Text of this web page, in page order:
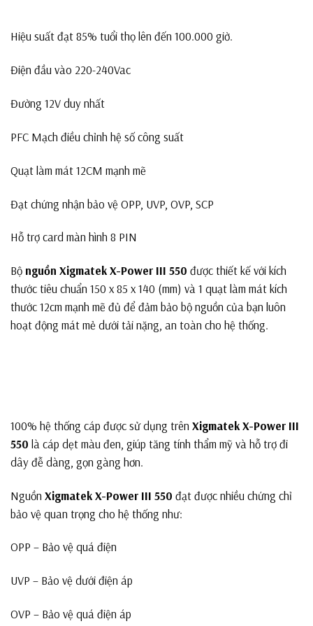
Hiệu suất đạt 85% tuổi thọ lên đến 100.000 giờ.
Điện đầu vào 220-240Vac
Đường 12V duy nhất
PFC Mạch điều chỉnh hệ số công suất
Quạt làm mát 12CM mạnh mẽ
Đạt chứng nhận bảo vệ OPP, UVP, OVP, SCP
Hỗ trợ card màn hình 8 PIN
Bộ nguồn Xigmatek X-Power III 550 được thiết kế với kích
thước tiêu chuẩn 150 x 85 x 140 (mm) và 1 quạt làm mát kích
thước 12cm mạnh mẽ đủ để đảm bảo bộ nguồn của bạn luôn
hoạt động mát mẻ dưới tải nặng, an toàn cho hệ thống.
100% hệ thống cáp được sử dụng trên Xigmatek X-Power III
550 là cáp dẹt màu đen, giúp tăng tính thẩm mỹ và hỗ trợ đi
dây đễ dàng, gọn gàng hơn.
Nguồn Xigmatek X-Power III 550 đạt được nhiều chứng chỉ
bảo vệ quan trọng cho hệ thống như:
OPP – Bảo vệ quá điện
UVP – Bảo vệ dưới điện áp
OVP – Bảo vệ quá điện áp